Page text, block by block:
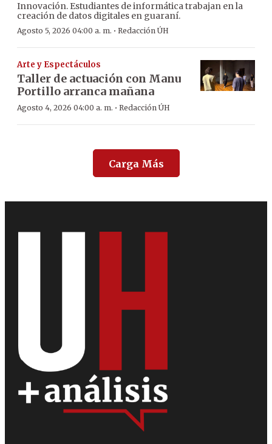
Innovación. Estudiantes de informática trabajan en la
creación de datos digitales en guaraní.
Agosto 5, 2026 04:00 a. m. · Redacción ÚH
Arte y Espectáculos
Taller de actuación con Manu
Portillo arranca mañana
Agosto 4, 2026 04:00 a. m. · Redacción ÚH
Carga Más